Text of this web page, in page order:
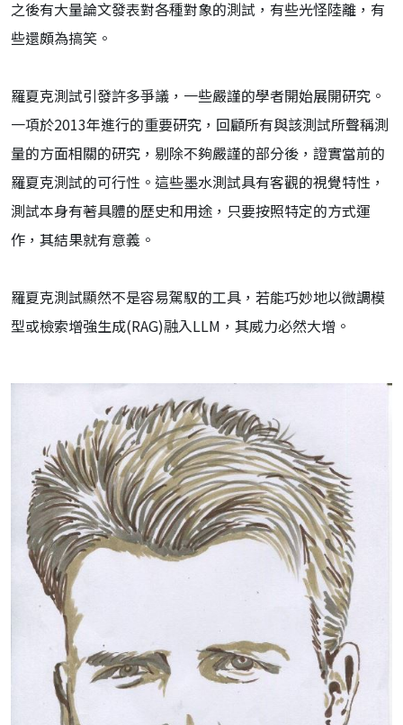
之後有大量論文發表對各種對象的測試，有些光怪陸離，有
些還頗為搞笑。
羅夏克測試引發許多爭議，一些嚴謹的學者開始展開研究。
一項於2013年進行的重要研究，回顧所有與該測試所聲稱測
量的方面相關的研究，剔除不夠嚴謹的部分後，證實當前的
羅夏克測試的可行性。這些墨水測試具有客觀的視覺特性，
測試本身有著具體的歷史和用途，只要按照特定的方式運
作，其結果就有意義。
羅夏克測試顯然不是容易駕馭的工具，若能巧妙地以微調模
型或檢索增強生成(RAG)融入LLM，其威力必然大增。